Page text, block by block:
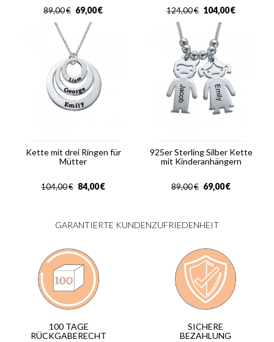
€
89,00 €
69,00 €
124,00 €
104,00
Kette mit drei Ringen für
Mütter
€
104,00 €
84,00
925er Sterling Silber Kette
mit Kinderanhängern
€
89,00 €
69,00
GARANTIERTE KUNDENZUFRIEDENHEIT
100 TAGE
RÜCKGABERECHT
SICHERE
BEZAHLUNG